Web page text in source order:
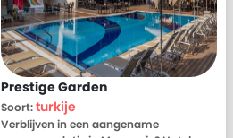
Prestige Garden
Soort:turkije
Verblijven in een aangename